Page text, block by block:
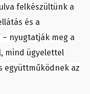
felkészültünk a
és a
nyugtatják meg a
mind ügyelettel
együttműködnek az